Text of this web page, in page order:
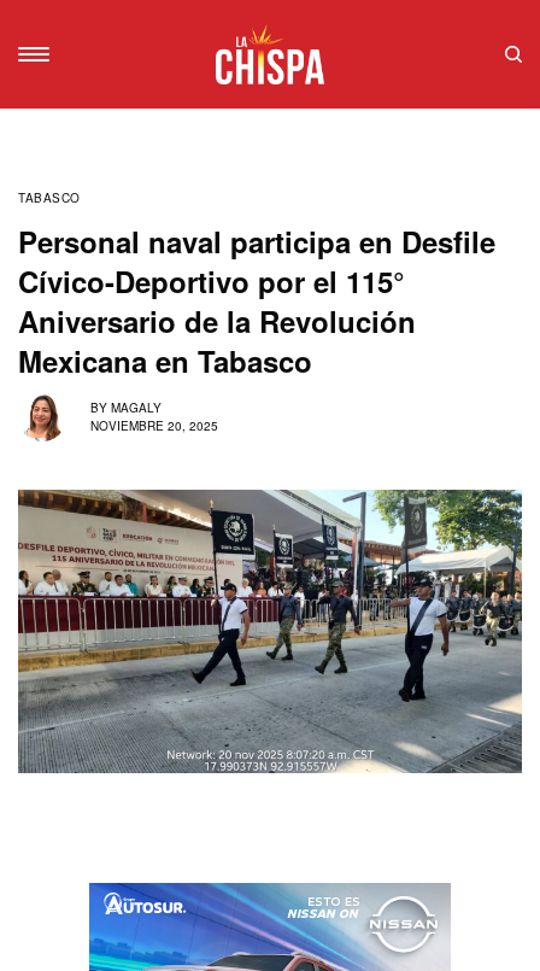
TABASCO
Personal naval participa en Desfile
Cívico-Deportivo por el 115°
Aniversario de la Revolución
Mexicana en Tabasco
BY MAGALY
NOVIEMBRE 20, 2025